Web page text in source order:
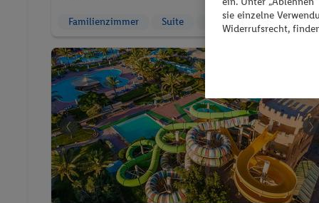
Familienzimmer Suite Strand
sie einzelne
Widerrufsrecht,